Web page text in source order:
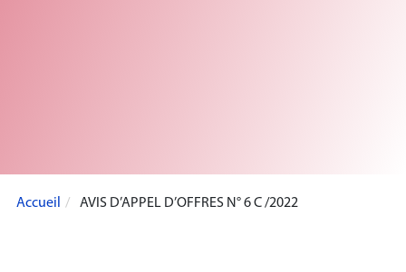
Accueil AVIS D’APPEL D’OFFRES N° 6 C /2022